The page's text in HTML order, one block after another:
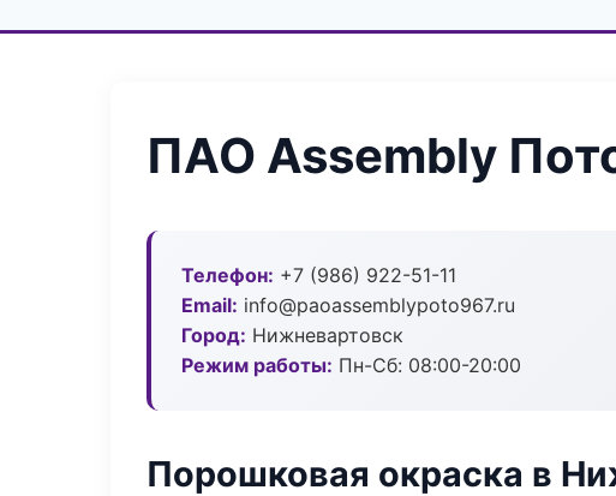
ПАО Assembly
Телефон: +7 (986) 922-51-11
Email: info@paoassemblypoto967.ru
Город: Нижневартовск
Режим работы: Пн-Сб: 08:00-20:00
Порошковая окраска в